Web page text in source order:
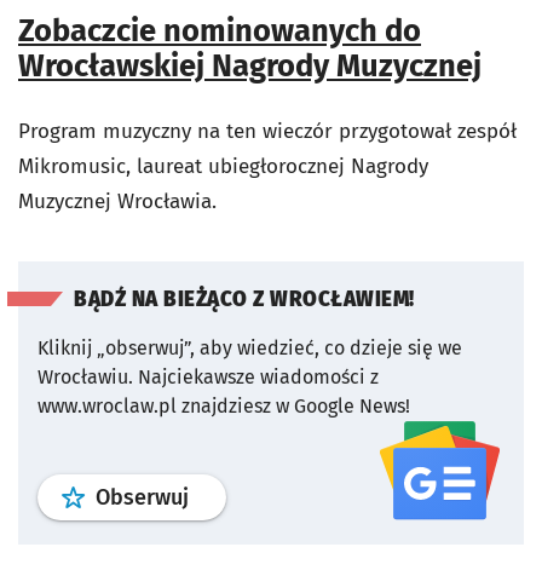
Zobaczcie nominowanych do
Wrocławskiej Nagrody Muzycznej
Program muzyczny na ten wieczór przygotował zespół
Mikromusic, laureat ubiegłorocznej Nagrody
Muzycznej Wrocławia.
BĄDŹ NA BIEŻĄCO Z WROCŁAWIEM!
Kliknij „obserwuj”, aby wiedzieć, co dzieje się we
Wrocławiu. Najciekawsze wiadomości z
www.wroclaw.pl znajdziesz w Google News!
Obserwuj profil serwisu